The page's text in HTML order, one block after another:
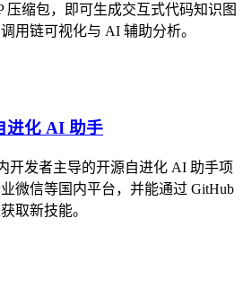
压缩包，即可生成交互式代码知识图
用链可视化与 AI 辅助分析。
进化 AI 助手
开发者主导的开源自进化 AI 助手项
微信等国内平台，并能通过 GitHub
取新技能。